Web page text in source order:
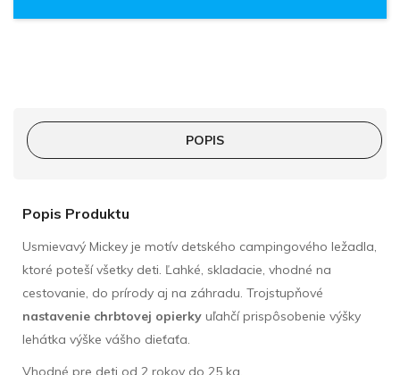
POPIS
Popis Produktu
Usmievavý Mickey je motív detského campingového ležadla,
ktoré poteší všetky deti. Ľahké, skladacie, vhodné na
cestovanie, do prírody aj na záhradu. Trojstupňové
nastavenie chrbtovej opierky uľahčí prispôsobenie výšky
lehátka výške vášho dieťaťa.
Vhodné pre deti od 2 rokov do 25 kg.